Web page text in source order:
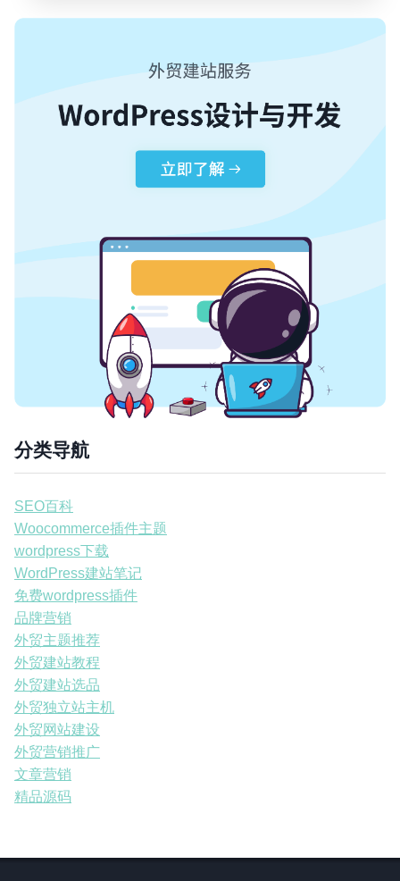
分类导航
SEO百科
Woocommerce插件主题
wordpress下载
WordPress建站笔记
免费wordpress插件
品牌营销
外贸主题推荐
外贸建站教程
外贸建站选品
外贸独立站主机
外贸网站建设
外贸营销推广
文章营销
精品源码